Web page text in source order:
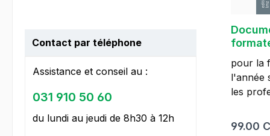
Contact par téléphone
Assistance et conseil au :
031 910 50 60
du lundi au jeudi de 8h30 à 12h
à
pour la
l'année
les
toutes
Prix
99.00